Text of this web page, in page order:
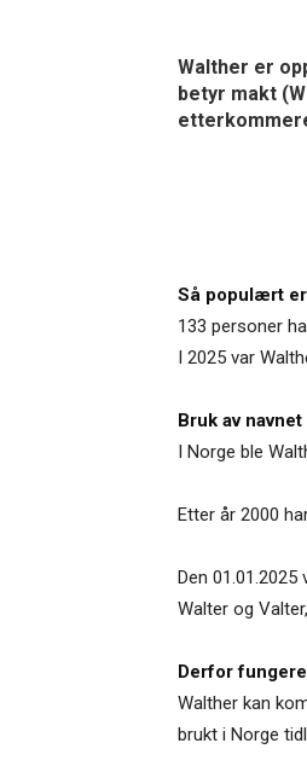
Walther er
betyr makt
Så populært
133 personer
I 2025 var
Bruk av
I Norge ble
Etter år 2000
Den
Walter og
Derfor
Walther kan
brukt i Norge